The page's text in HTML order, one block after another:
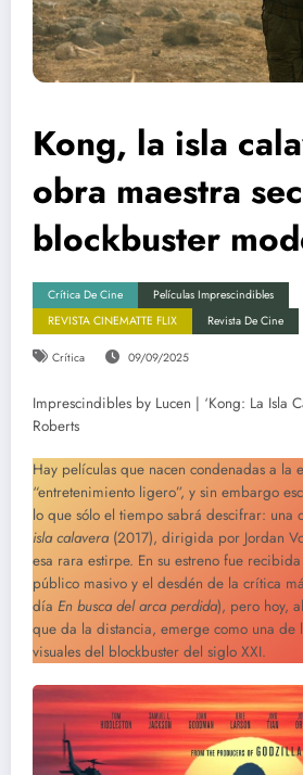
Kong, la isla
obra maestra
blockbuster
Crítica De Cine
Películas Imprescindibles
REVISTA CINEMATTE FLIX
Revista De Cine
Crítica 09/09/2025
Imprescindibles by Lucen | ‘Kong: La Isla
Roberts
Hay películas que nacen condenadas a la
“entretenimiento ligero”, y sin embargo
lo que sólo el tiempo sabrá descifrar: una
isla calavera(2017), dirigida por Jordan
esa rara estirpe. En su estreno fue
público masivo y el desdén de la crítica
día En busca del arca perdida), pero hoy,
que da la distancia, emerge como una de
visuales del blockbuster del siglo XXI.